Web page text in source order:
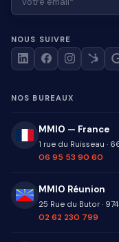
NOUS SUIVRE
NOS BUREAUX
MMIO — France
1 rue du Ruisseau ·
06 95 53 90 60
MMIO Réunion
25 Rue du Butor·
02 62 230 799